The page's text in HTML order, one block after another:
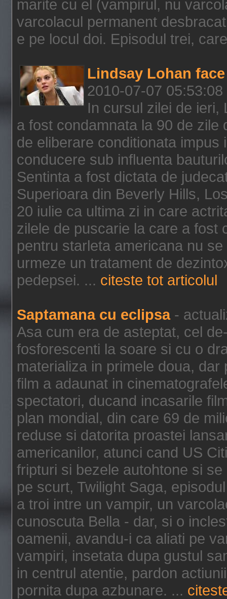
marite cu el (vampirul, nu
varcolacul permanent
e pe locul doi. Episodul trei,
Lindsay Lohan
2010-07-07 05:53:08
In cursul zilei de ieri,
a fost condamnata la 90 de
de eliberare conditionata
conducere sub influenta
Sentinta a fost dictata de
Superioara din Beverly Hills,
20 iulie ca ultima zi in care
zilele de puscarie la care a fost
pentru starleta americana nu
urmeze un tratament de
pedepsei. ... citeste tot articolul
Saptamana cu eclipsa-
Asa cum era de asteptat, cel
fosforescenti la soare si cu o
materializa in primele doua,
film a adaunat in
spectatori, ducand incasarile
plan mondial, din care 69 de
reduse si datorita proastei
americanilor, atunci cand US
fripturi si bezele autohtone si
pe scurt, Twilight Saga,
a troi intre un vampir, un
cunoscuta Bella - dar, si o
oamenii, avandu-i ca aliati pe
vampiri, insetata dupa gustul
in centrul atentie, pardon
pornita dupa azbunare. ...